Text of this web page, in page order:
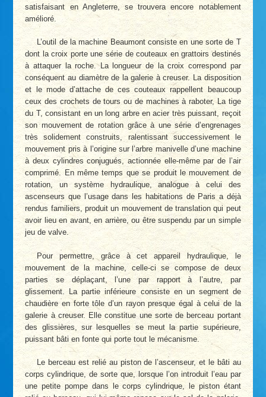
satisfaisant en Angleterre, se trouvera encore notablement
amélioré.
L’outil de la machine Beaumont consiste en une sorte de T
dont la croix porte une série de couteaux en grattoirs destinés
à attaquer la roche. La longueur de la croix correspond par
conséquent au diamètre de la galerie à creuser. La disposition
et le mode d’attache de ces couteaux rappellent beaucoup
ceux des crochets de tours ou de machines à raboter, La tige
du T, consistant en un long arbre en acier très puissant, reçoit
son mouvement de rotation grâce à une série d’engrenages
très solidement construits, ralentissant successivement le
mouvement pris à l’origine sur l’arbre manivelle d’une machine
à deux cylindres conjugués, actionnée elle-même par de l’air
comprimé. En même temps que se produit le mouvement de
rotation, un système hydraulique, analogue à celui des
ascenseurs que l’usage dans les habitations de Paris a déjà
rendus familiers, produit un mouvement de translation qui peut
avoir lieu en avant, en arrière, ou être suspendu par un simple
jeu de valve.
Pour permettre, grâce à cet appareil hydraulique, le
mouvement de la machine, celle-ci se compose de deux
parties se déplaçant, l’une par rapport à l’autre, par
glissement. La partie inférieure consiste en un segment de
chaudière en forte tôle d’un rayon presque égal à celui de la
galerie à creuser. Elle constitue une sorte de berceau portant
des glissières, sur lesquelles se meut la partie supérieure,
puissant bâti en fonte qui porte tout le mécanisme.
Le berceau est relié au piston de l’ascenseur, et le bâti au
corps cylindrique, de sorte que, lorsque l’on introduit l’eau par
une petite pompe dans le corps cylindrique, le piston étant